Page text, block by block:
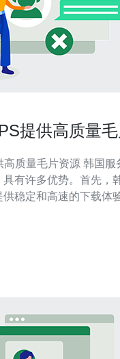
提供高质量
源 韩国服务器VPS是一
有许多优势。首先，
稳定和高速的下载体
顿或加载缓慢的问题